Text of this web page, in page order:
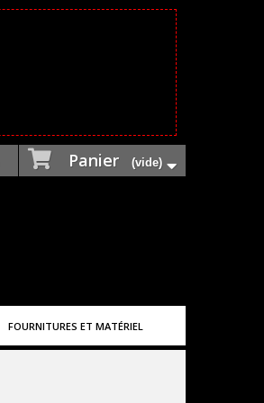
Panier (vide)
FOURNITURES ET MATÉRIEL